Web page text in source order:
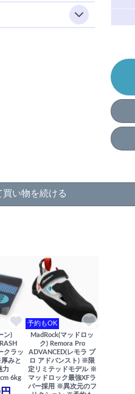
買い物を続ける
ン)
クラッ
みと
力
6kg
予約もOK
MadRock(マッドロッ
ク) Remora Pro
ADVANCED(レモラ プ
ロ アドバンスト) ※限
定リミテッドモデル ※
マッドロック最強XFラ
バー採用 ※異次元のフ